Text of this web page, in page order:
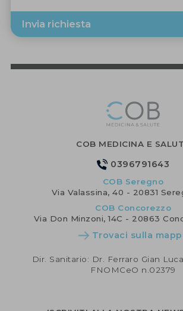
Invia richiesta
COB MEDICINA E
0396791643
COB Seregno
Via Valassina, 40 - 20831
COB Concorezzo
Via Don Minzoni, 14C - 20863
Trovaci sulla
Dir. Sanitario: Dr. Ferraro Gian
FNOMCeO n.02379